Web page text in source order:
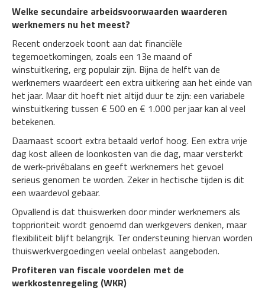
Welke secundaire arbeidsvoorwaarden waarderen
werknemers nu het meest?
Recent onderzoek toont aan dat financiële
tegemoetkomingen, zoals een 13e maand of
winstuitkering, erg populair zijn. Bijna de helft van de
werknemers waardeert een extra uitkering aan het einde van
het jaar. Maar dit hoeft niet altijd duur te zijn: een variabele
winstuitkering tussen € 500 en € 1.000 per jaar kan al veel
betekenen.
Daarnaast scoort extra betaald verlof hoog. Een extra vrije
dag kost alleen de loonkosten van die dag, maar versterkt
de werk-privébalans en geeft werknemers het gevoel
serieus genomen te worden. Zeker in hectische tijden is dit
een waardevol gebaar.
Opvallend is dat thuiswerken door minder werknemers als
topprioriteit wordt genoemd dan werkgevers denken, maar
flexibiliteit blijft belangrijk. Ter ondersteuning hiervan worden
thuiswerkvergoedingen veelal onbelast aangeboden.
Profiteren van fiscale voordelen met de
werkkostenregeling (WKR)